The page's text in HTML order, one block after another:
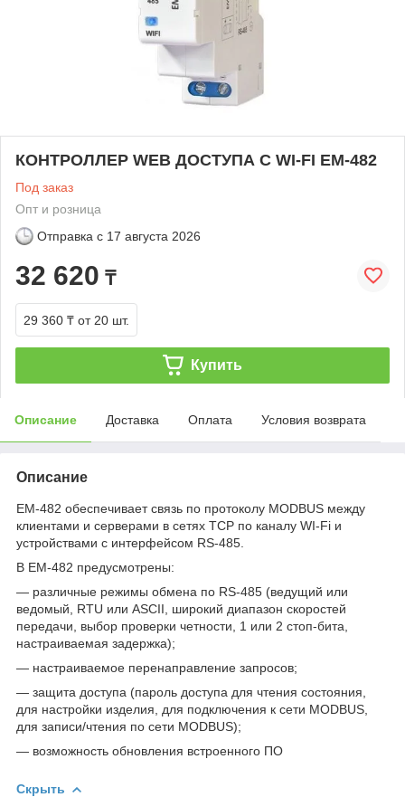
КОНТРОЛЛЕР WEB ДОСТУПА С WI-FI ЕМ-482
Под заказ
Опт и розница
Отправка с 17 августа 2026
32 620 ₸
29 360 ₸ от 20 шт.
Купить
Описание Доставка Оплата Условия возврата
Описание
EM-482 обеспечивает связь по протоколу MODBUS между
клиентами и серверами в сетях TCP по каналу WI-Fi и
устройствами с интерфейсом RS-485.
В EM-482 предусмотрены:
— различные режимы обмена по RS-485 (ведущий или
ведомый, RTU или ASCII, широкий диапазон скоростей
передачи, выбор проверки четности, 1 или 2 стоп-бита,
настраиваемая задержка);
— настраиваемое перенаправление запросов;
— защита доступа (пароль доступа для чтения состояния,
для настройки изделия, для подключения к сети MODBUS,
для записи/чтения по сети MODBUS);
— возможность обновления встроенного ПО
Скрыть